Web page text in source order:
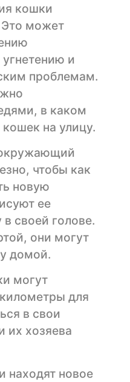
кошки
может
и
проблемам.
в каком
на улицу.
чтобы как
новую
ее
своей голове.
они могут
домой.
могут
для
в свои
их хозяева
находят новое